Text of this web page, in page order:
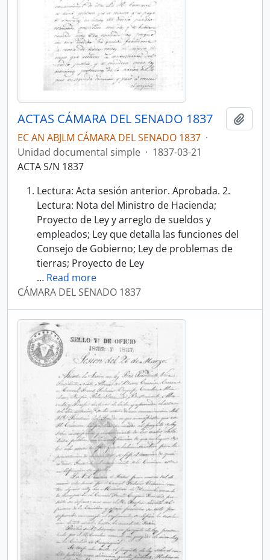
ACTAS CÁMARA DEL SENADO 1837
EC AN ABJLM CÁMARA DEL SENADO 1837 ·
Unidad documental simple · 1837-03-21
ACTA S/N 1837
Lectura: Acta sesión anterior. Aprobada. 2.
Lectura: Nota del Ministro de Hacienda;
Proyecto de Ley y arreglo de sueldos y
empleados; Ley que detalla las funciones del
Consejo de Gobierno; Ley de problemas de
tierras; Proyecto de Ley
… Read more
CÁMARA DEL SENADO 1837